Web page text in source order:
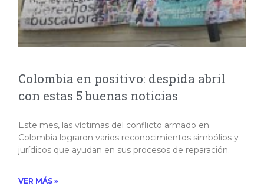
Colombia en positivo: despida abril
con estas 5 buenas noticias
Este mes, las víctimas del conflicto armado en
Colombia lograron varios reconocimientos simbólios y
jurídicos que ayudan en sus procesos de reparación. ​
VER MÁS »